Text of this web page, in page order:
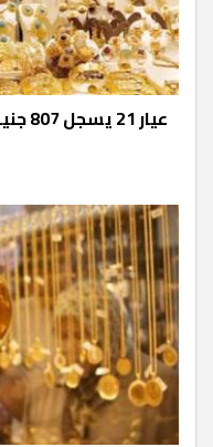
عيار 21 يسجل 807 جنيهًا.. أسعار الذهب اليوم الاثنين